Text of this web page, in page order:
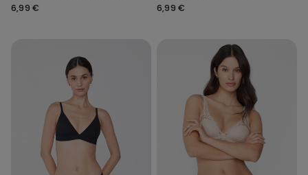
Čipky
6,99 €
Vykrojením z
6,99 €